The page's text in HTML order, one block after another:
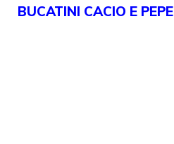
BUCATINI CACIO E PEPE